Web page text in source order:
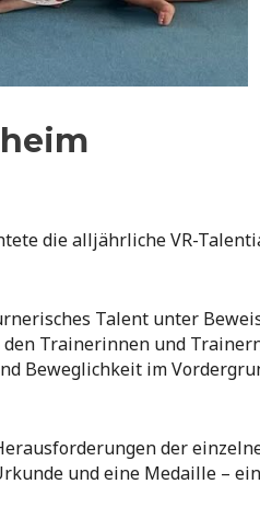
die alljährliche VR-
Talent unter
Trainerinnen und
Beweglichkeit im
der
und eine Medaille –